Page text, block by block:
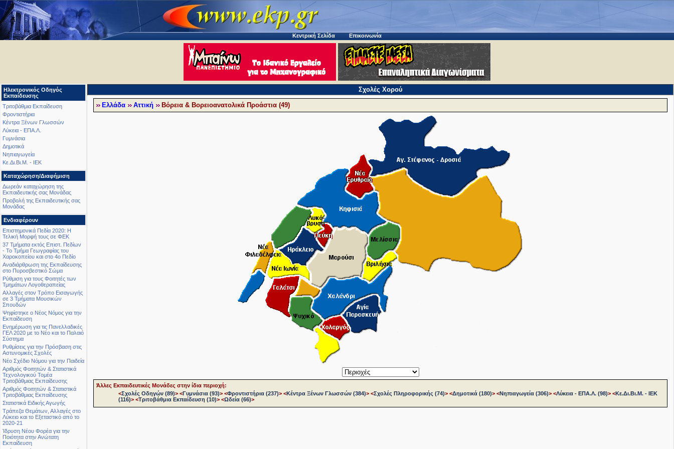
Κεντρική Σελίδα Επικοινωνία
Ηλεκτρονικός Οδηγός
Εκπαίδευσης
Τριτοβάθμια Εκπαίδευση
Φροντιστήρια
Κέντρα Ξένων Γλωσσών
Λύκεια - ΕΠΑ.Λ.
Γυμνάσια
Δημοτικά
Νηπιαγωγεία
Κε.Δι.Βι.Μ. - ΙΕΚ
Καταχώρηση/Διαφήμιση
Δωρεάν καταχώρηση της
Εκπαιδευτικής σας Μονάδας
Προβολή της Εκπαιδευτικής σας
Μονάδας
Ενδιαφέρουν
Επιστημονικά Πεδία 2020: Η
Τελική Μορφή τους σε ΦΕΚ
37 Τμήματα εκτός Επιστ. Πεδίων
- Το Τμήμα Γεωγραφίας του
Χαροκοπείου και στο 4ο Πεδίο
Αναδιάρθρωση της Εκπαίδευσης
στο Πυροσβεστικό Σώμα
Ρύθμιση για τους Φοιτητές των
Τμημάτων Λογοθεραπείας
Αλλαγές στον Τρόπο Εισαγωγής
σε 3 Τμήματα Μουσικών
Σπουδών
Ψηφίστηκε ο Νέος Νόμος για την
Εκπαίδευση
Ενημέρωση για τις Πανελλαδικές
ΓΕΛ 2020 με το Νέο και το Παλαιό
Σύστημα
Ρυθμίσεις για την Πρόσβαση στις
Αστυνομικές Σχολές
Νέο Σχέδιο Νόμου για την Παιδεία
Αριθμός Φοιτητών & Στατιστικά
Τεχνολογικού Τομέα
Τριτοβάθμιας Εκπαίδευσης
Αριθμός Φοιτητών & Στατιστικά
Τριτοβάθμιας Εκπαίδευσης
Στατιστικά Ειδικής Αγωγής
Τράπεζα Θεμάτων, Αλλαγές στο
Λύκειο και το Εξεταστικό από το
2020-21
Ίδρυση Νέου Φορέα για την
Ποιότητα στην Ανώτατη
Εκπαίδευση
Σχολές Χορού
Ελλάδα Αττική Βόρεια & Βορειοανατολικά Προάστια (49)
Άλλες Εκπαιδευτικές Μονάδες στην ίδια περιοχή:
<Σχολές Οδηγών (89)> <Γυμνάσια (93)> <Φροντιστήρια (237)> <Κέντρα Ξένων Γλωσσών (384)> <Σχολές Πληροφορικής (74)> <Δημοτικά (180)> <Νηπιαγωγεία (306)> <Λύκεια - ΕΠΑ.Λ. (98)> <Κε.Δι.Βι.Μ. - ΙΕΚ
(116)> <Τριτοβάθμια Εκπαίδευση (10)> <Ωδεία (66)>